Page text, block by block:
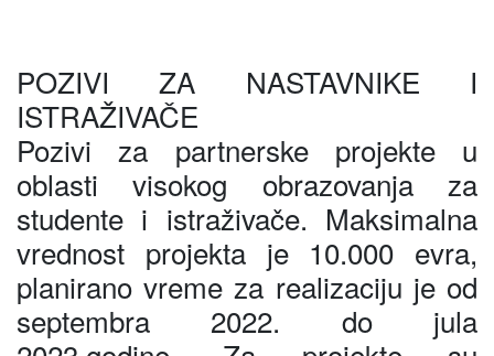
POZIVI ZA NASTAVNIKE I
ISTRAŽIVAČE
Pozivi za partnerske projekte u
oblasti visokog obrazovanja za
studente i istraživače. Maksimalna
vrednost projekta je 10.000 evra,
planirano vreme za realizaciju je od
septembra 2022. do jula